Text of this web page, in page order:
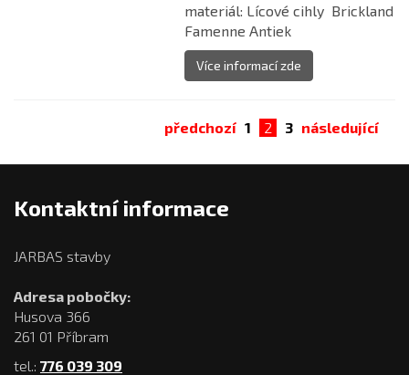
materiál: Lícové cihly Brickland
Famenne Antiek
Více informací zde
předchozí 1 2 3 následující
Kontaktní informace
JARBAS stavby
Adresa pobočky:
Husova 366
261 01 Příbram
tel.: 776 039 309